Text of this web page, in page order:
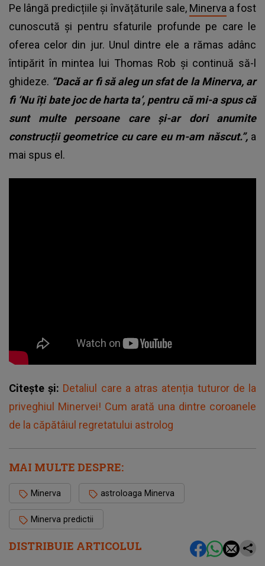
DISTRIBUIE ARTICOLUL
Pe lângă predicțiile și învățăturile sale, Minervaa fost
cunoscută și pentru sfaturile profunde pe care le
oferea celor din jur. Unul dintre ele a rămas adânc
întipărit în mintea lui Thomas Rob și continuă să-l
ghideze. “Dacă ar fi să aleg un sfat de la Minerva, ar
fi ‘Nu îți bate joc de harta ta’, pentru că mi-a spus că
sunt multe persoane care și-ar dori anumite
construcții geometrice cu care eu m-am născut.”, a
mai spus el.
Citește și: Detaliul care a atras atenția tuturor de la
priveghiul Minervei! Cum arată una dintre coroanele
de la căpătâiul regretatului astrolog
MAI MULTE DESPRE:
Minerva astroloaga Minerva
Minerva predictii